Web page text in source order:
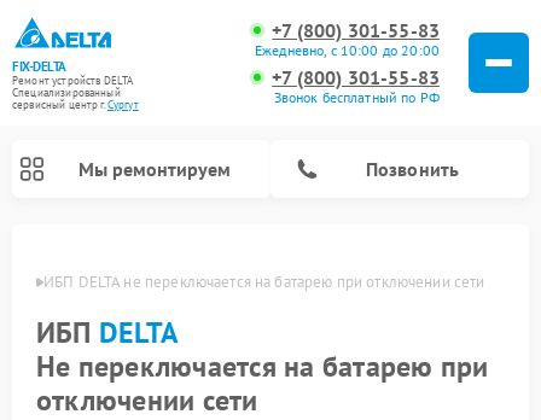
FIX-DELTA
Ремонт устройств DELTA
Специализированный
cервисный центр г.Сургут
+7 (800) 301-55-83
Ежедневно, с 10:00 до 20:00
+7 (800) 301-55-83
Звонок бесплатный по РФ
Мы ремонтируем Позвонить
ИБП DELTA не переключается на батарею при отключении сети
ИБП DELTA
Не переключается на батарею при
отключении сети